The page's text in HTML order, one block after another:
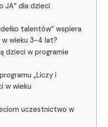
JA” dla dzieci
talentów” wspiera
wieku 3-4 lat?
dzieci w programie
„Liczy i
w wieku
uczestnictwo w